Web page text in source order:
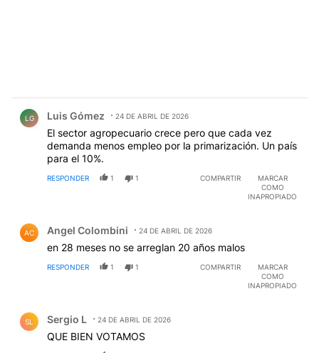
LG Luis Gómez 24 DE ABRIL DE 2026
El sector agropecuario crece pero que cada vez
demanda menos empleo por la primarización. Un país
para el 10%.
RESPONDER 1 1 COMPARTIR
MARCAR
COMO
INAPROPIADO
AC Angel Colombini 24 DE ABRIL DE 2026
en 28 meses no se arreglan 20 años malos
RESPONDER 1 1 COMPARTIR
MARCAR
COMO
INAPROPIADO
SL Sergio L 24 DE ABRIL DE 2026
QUE BIEN VOTAMOS